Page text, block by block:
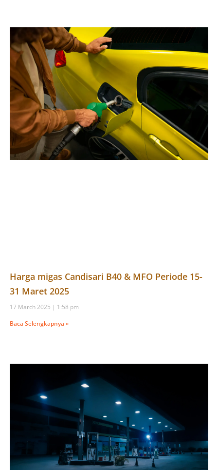
Harga migas Candisari B40 & MFO Periode 15-
31 Maret 2025
17 March 2025
1:58 pm
Baca Selengkapnya »